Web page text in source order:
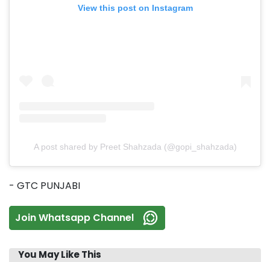
View this post on Instagram
A post shared by Preet Shahzada (@gopi_shahzada)
- GTC PUNJABI
Join Whatsapp Channel
You May Like This